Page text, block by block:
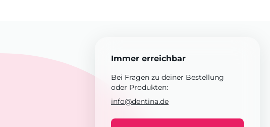
Immer erreichbar
Bei Fragen zu deiner Bestellung
oder Produkten:
info@dentina.de